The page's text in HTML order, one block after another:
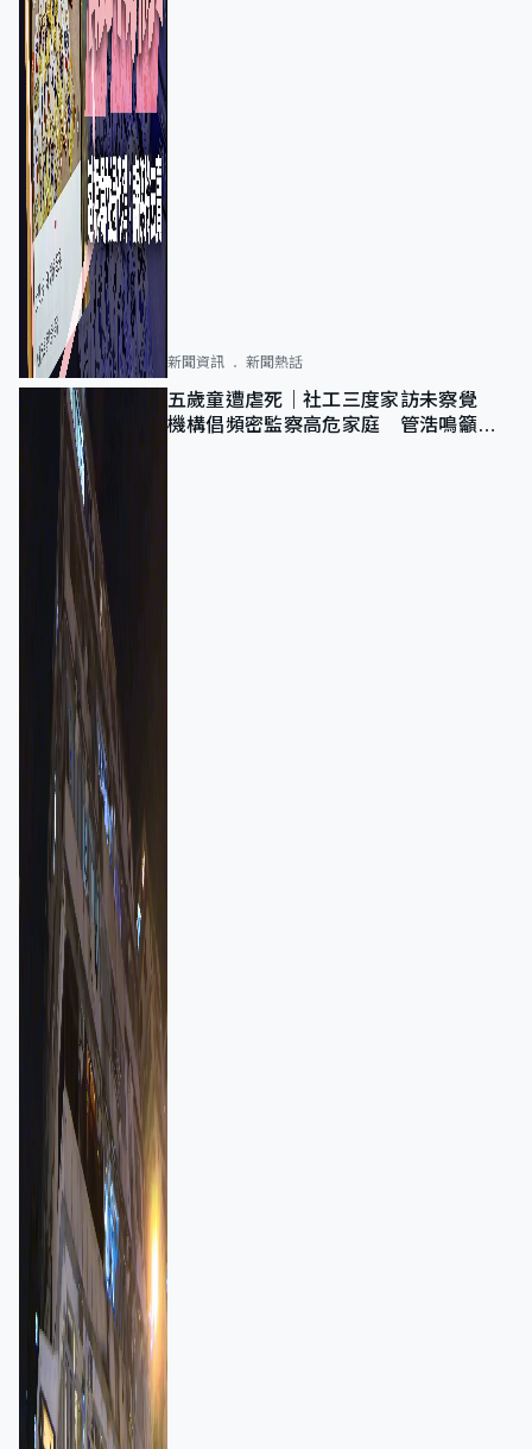
新聞資訊 新聞熱話
五歲童遭虐死｜社工三度家訪未察覺
機構倡頻密監察高危家庭 管浩鳴籲加